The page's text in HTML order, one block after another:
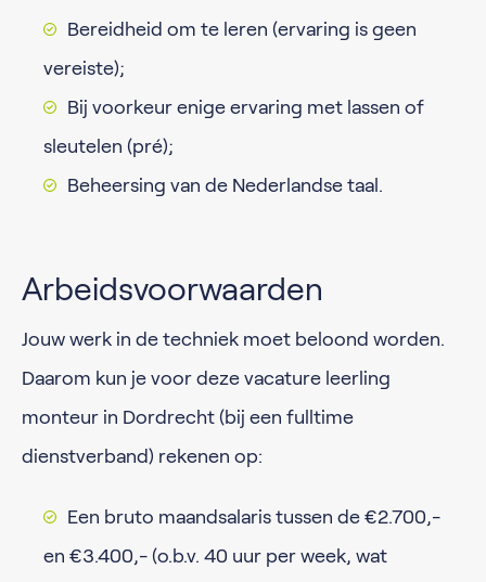
Bereidheid om te leren (ervaring is geen
vereiste);
Bij voorkeur enige ervaring met lassen of
sleutelen (pré);
Beheersing van de Nederlandse taal.
Arbeidsvoorwaarden
Jouw werk in de techniek moet beloond worden.
Daarom kun je voor deze vacature leerling
monteur in Dordrecht (bij een fulltime
dienstverband) rekenen op:
Een bruto maandsalaris tussen de €2.700,-
en €3.400,- (o.b.v. 40 uur per week, wat